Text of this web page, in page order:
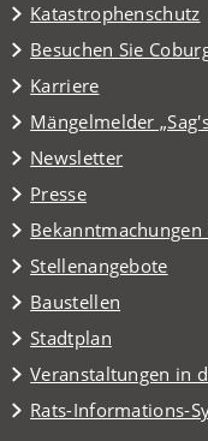
Katastrophenschutz
Besuchen Sie
(Öffnet
in
einem
neuen
Tab)
Karriere
Mängelmelder
(Öffnet
in
einem
neuen
Tab)
Newsletter
Presse
Stellenangebote
Baustellen
Stadtplan
(Öffnet
in
einem
neuen
Veranstaltungen in
(Öffnet
in
einem
Rats-Informations-
(Öffnet